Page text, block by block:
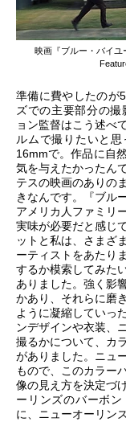
映画『ブルー・バイ
準備に費やしたのが
ズでの主要部分の
ョン監督はこう述べ
ルムで撮りたいと
16mmで。作品に自
気を与えたかったん
テスの映画のありの
きなんです。『ブル
アメリカ人ファミリ
実味が必要だと感じ
ットと私は、さまざ
ーティストをあたり
するか模索してみた
ありました。強く影
かあり、それらに磨
ように凝縮していっ
ンデザインや衣装、
撮るかについて、カ
がありました。ニュ
もので、このカラー
像の見え方を決定づ
ーリンズのバーボ
に、ニューオーリン